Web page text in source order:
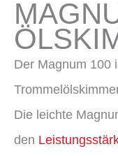
Der Magnum 100
Die leichte
den